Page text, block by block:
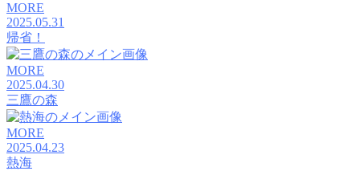
MORE
2025.05.31
帰省！
MORE
2025.04.30
三鷹の森
MORE
2025.04.23
熱海